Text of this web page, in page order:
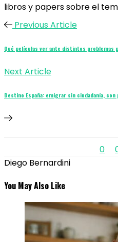
libros y papers sobre el
Previous Article
Qué películas ver ante distintos problemas
Next Article
Destino España: emigrar sin ciudadanía,
0
Diego Bernardini
You May Also Like